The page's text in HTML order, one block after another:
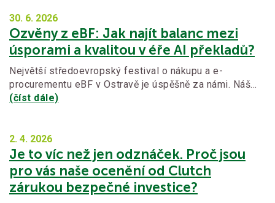
30. 6. 2026
Ozvěny z eBF: Jak najít balanc mezi
úsporami a kvalitou v éře AI překladů?
Největší středoevropský festival o nákupu a e-
procurementu eBF v Ostravě je úspěšně za námi. Náš…
(číst dále)
2. 4. 2026
Je to víc než jen odznáček. Proč jsou
pro vás naše ocenění od Clutch
zárukou bezpečné investice?